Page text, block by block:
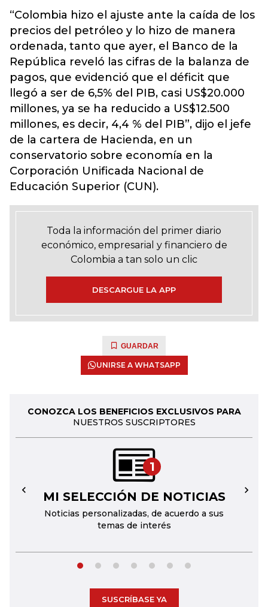
“Colombia hizo el ajuste ante la caída de los
precios del petróleo y lo hizo de manera
ordenada, tanto que ayer, el Banco de la
República reveló las cifras de la balanza de
pagos, que evidenció que el déficit que
llegó a ser de 6,5% del PIB, casi US$20.000
millones, ya se ha reducido a US$12.500
millones, es decir, 4,4 % del PIB”, dijo el jefe
de la cartera de Hacienda, en un
conservatorio sobre economía en la
Corporación Unificada Nacional de
Educación Superior (CUN).
Toda la información del primer diario
económico, empresarial y financiero de
Colombia a tan solo un clic
DESCARGUE LA APP
GUARDAR
UNIRSE A WHATSAPP
CONOZCA LOS BENEFICIOS EXCLUSIVOS PARA
NUESTROS SUSCRIPTORES
1
MI SELECCIÓN DE NOTICIAS
Noticias personalizadas, de acuerdo a sus
temas de interés
← →
SUSCRÍBASE YA